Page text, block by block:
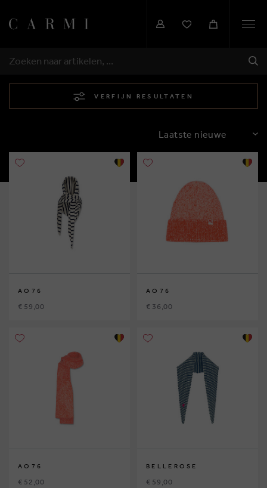
ZOEKEN
VERFIJN RESULTATEN
SORTEREN
AO76
€ 59,00
AO76
€ 36,00
AO76
€ 52,00
BELLEROSE
€ 59,00